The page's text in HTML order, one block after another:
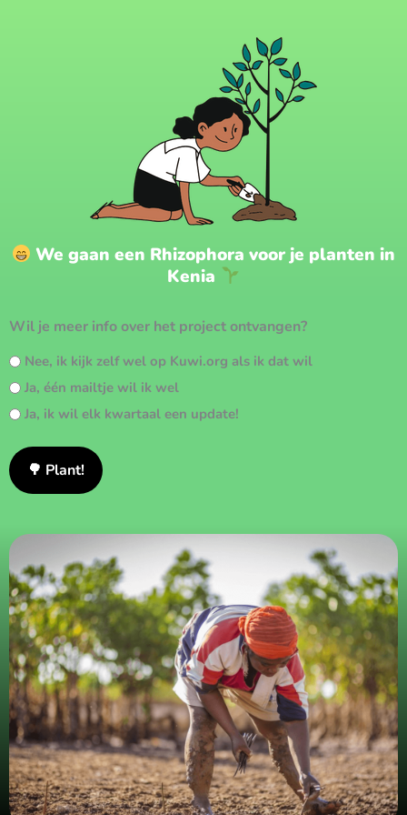
We gaan een Rhizophora voor je planten in
Kenia
Wil je meer info over het project ontvangen?
Nee, ik kijk zelf wel op Kuwi.org als ik dat wil
Ja, één mailtje wil ik wel
Ja, ik wil elk kwartaal een update!